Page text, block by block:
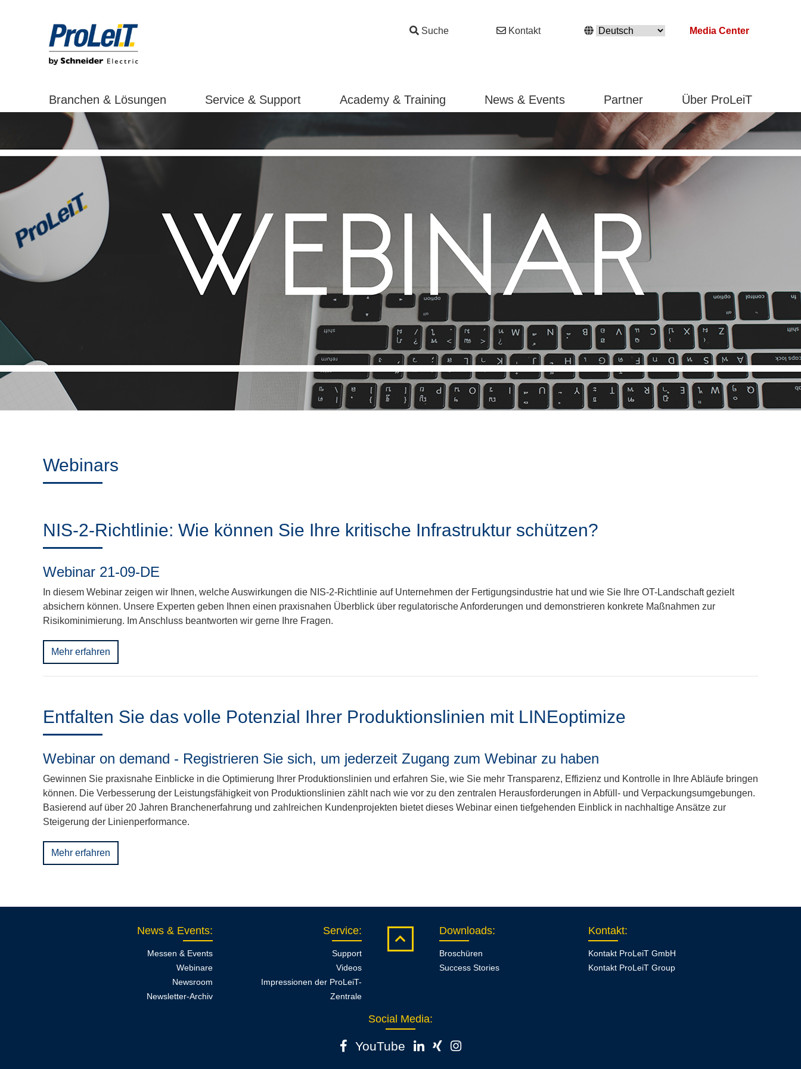
Suche Kontakt Media Center
Branchen & Lösungen Service & Support Academy & Training News & Events Partner Über ProLeiT
Webinars
NIS-2-Richtlinie: Wie können Sie Ihre kritische Infrastruktur schützen?
Webinar 21-09-DE
In diesem Webinar zeigen wir Ihnen, welche Auswirkungen die NIS-2-Richtlinie auf Unternehmen der Fertigungsindustrie hat und wie Sie Ihre OT-Landschaft gezielt
absichern können. Unsere Experten geben Ihnen einen praxisnahen Überblick über regulatorische Anforderungen und demonstrieren konkrete Maßnahmen zur
Risikominimierung. Im Anschluss beantworten wir gerne Ihre Fragen.
Mehr erfahren
Entfalten Sie das volle Potenzial Ihrer Produktionslinien mit LINEoptimize
Webinar on demand - Registrieren Sie sich, um jederzeit Zugang zum Webinar zu haben
Gewinnen Sie praxisnahe Einblicke in die Optimierung Ihrer Produktionslinien und erfahren Sie, wie Sie mehr Transparenz, Effizienz und Kontrolle in Ihre Abläufe bringen
können. Die Verbesserung der Leistungsfähigkeit von Produktionslinien zählt nach wie vor zu den zentralen Herausforderungen in Abfüll- und Verpackungsumgebungen.
Basierend auf über 20 Jahren Branchenerfahrung und zahlreichen Kundenprojekten bietet dieses Webinar einen tiefgehenden Einblick in nachhaltige Ansätze zur
Steigerung der Linienperformance.
Mehr erfahren
News & Events:
Messen & Events
Webinare
Newsroom
Newsletter-Archiv
Service:
Support
Videos
Impressionen der ProLeiT-
Zentrale
Downloads:
Broschüren
Success Stories
Kontakt:
Kontakt ProLeiT GmbH
Kontakt ProLeiT Group
Social Media:
YouTube